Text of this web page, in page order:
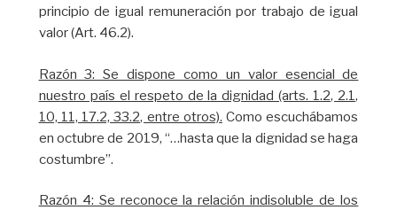
principio de igual remuneración por trabajo de igual
valor (Art. 46.2).
Razón 3: Se dispone como un valor esencial de
nuestro país el respeto de la dignidad (arts. 1.2, 2.1,
10, 11, 17.2, 33.2, entre otros). Como escuchábamos
en octubre de 2019, “…hasta que la dignidad se haga
costumbre”.
Razón 4: Se reconoce la relación indisoluble de los